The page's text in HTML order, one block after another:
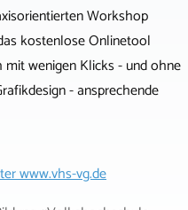
Workshop
kostenlose Onlinetool
mit wenigen Klicks - und ohne
- ansprechende
www.vhs-vg.de